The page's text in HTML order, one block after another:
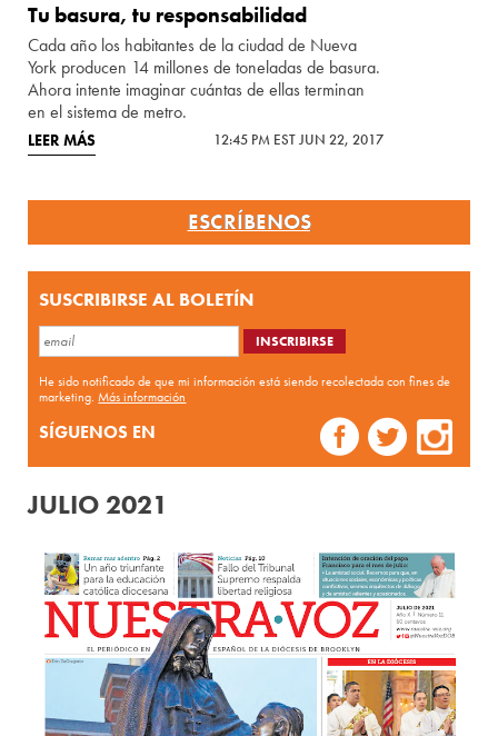
Tu basura, tu responsabilidad
Cada año los habitantes de la ciudad de Nueva
York producen 14 millones de toneladas de basura.
Ahora intente imaginar cuántas de ellas terminan
en el sistema de metro.
LEER MÁS 12:45 PM EST JUN 22, 2017
ESCRÍBENOS
SUSCRIBIRSE AL BOLETÍN
He sido notificado de que mi información está siendo recolectada con fines de
marketing.Más información
SÍGUENOS EN
JULIO 2021